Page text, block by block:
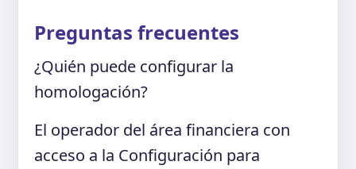
Preguntas frecuentes
¿Quién puede configurar la
homologación?
El operador del área financiera con
acceso a la Configuración para